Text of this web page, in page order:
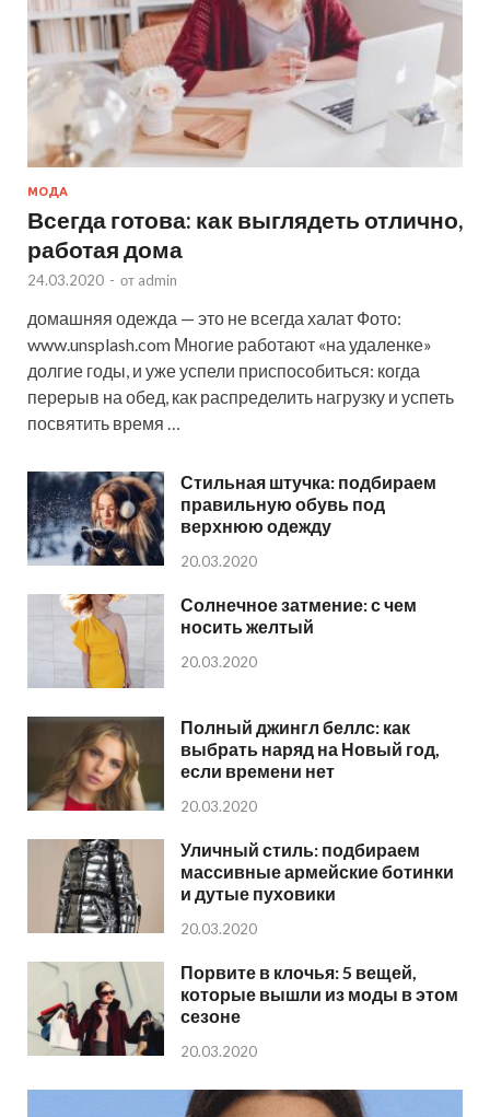
МОДА
Всегда готова: как выглядеть отлично,
работая дома
24.03.2020 - от admin
домашняя одежда — это не всегда халат Фото:
www.unsplash.com Многие работают «на удаленке»
долгие годы, и уже успели приспособиться: когда
перерыв на обед, как распределить нагрузку и успеть
посвятить время …
Стильная штучка: подбираем
правильную обувь под
верхнюю одежду
20.03.2020
Солнечное затмение: с чем
носить желтый
20.03.2020
Полный джингл беллс: как
выбрать наряд на Новый год,
если времени нет
20.03.2020
Уличный стиль: подбираем
массивные армейские ботинки
и дутые пуховики
20.03.2020
Порвите в клочья: 5 вещей,
которые вышли из моды в этом
сезоне
20.03.2020